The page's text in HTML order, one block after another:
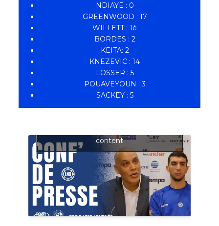
NDIAYE : 0
GREENWOOD : 17
WILLETT : 1é
BORDES : 2
KEITA: 2
KNEZEVIC : 14
LOSSER : 5
POUAVEYOUN : 3
SACKEY : 5
content